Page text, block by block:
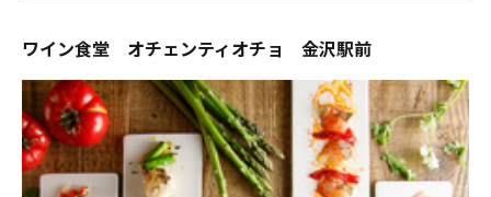
ワイン食堂 オチェンティオチョ 金沢駅前